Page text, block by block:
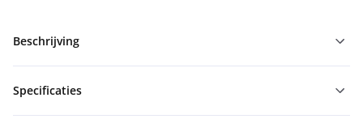
Beschrijving
Specificaties